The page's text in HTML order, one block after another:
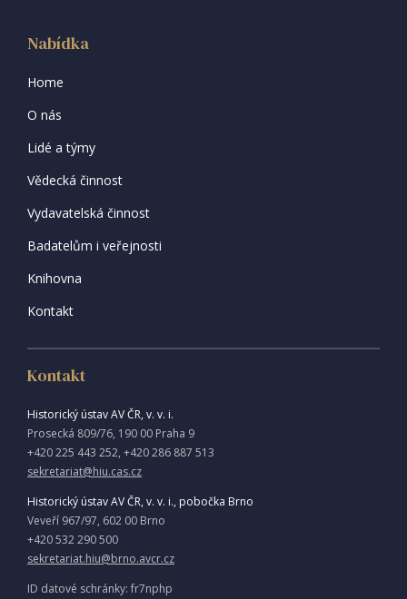
Nabídka
Home
O nás
Lidé a týmy
Vědecká činnost
Vydavatelská činnost
Badatelům i veřejnosti
Knihovna
Kontakt
Kontakt
Historický ústav AV ČR, v. v. i.
Prosecká 809/76, 190 00 Praha 9
+420 225 443 252, +420 286 887 513
sekretariat@hiu.cas.cz
Historický ústav AV ČR, v. v. i., pobočka Brno
Veveří 967/97, 602 00 Brno
+420 532 290 500
sekretariat.hiu@brno.avcr.cz
ID datové schránky: fr7nphp